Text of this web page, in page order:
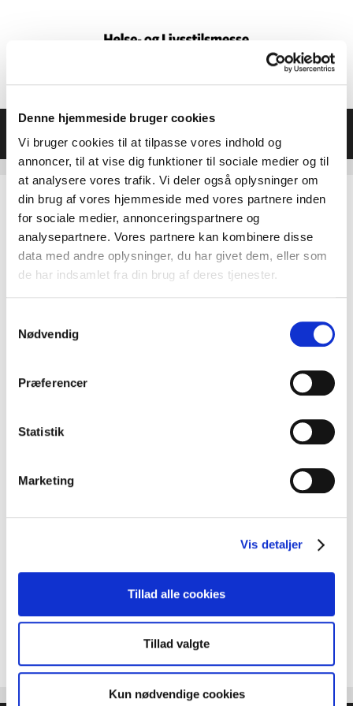
Denne hjemmeside bruger cookies
Vi bruger cookies til at tilpasse vores indhold og
annoncer, til at vise dig funktioner til sociale medier og til
at analysere vores trafik. Vi deler også oplysninger om
din brug af vores hjemmeside med vores partnere inden
for sociale medier, annonceringspartnere og
analysepartnere. Vores partnere kan kombinere disse
data med andre oplysninger, du har givet dem, eller som
de har indsamlet fra din brug af deres tjenester.
Nødvendig
Præferencer
Statistik
Marketing
Vis detaljer
Tillad alle cookies
Tillad valgte
Kun nødvendige cookies